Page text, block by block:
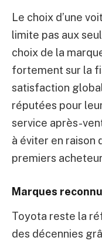
Le choix d’une
limite pas aux
choix de la
fortement sur la
satisfaction
réputées pour
service après-
à éviter en raison
premiers
Marques
Toyota reste la
des décennies